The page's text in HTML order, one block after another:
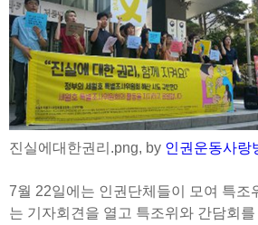
진실에대한권리.png, by 인권운동사랑
7월 22일에는 인권단체들이 모여 특조
는 기자회견을 열고 특조위와 간담회